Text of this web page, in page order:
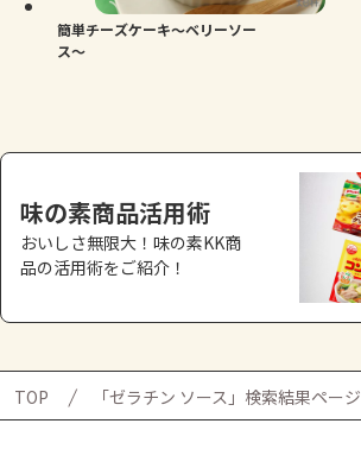
簡単チーズケーキ～ベリーソー
ス～
味の素商品活用術
おいしさ無限大！味の素KK商
品の活用術をご紹介！
TOP 「ゼラチン ソース」検索結果ページ